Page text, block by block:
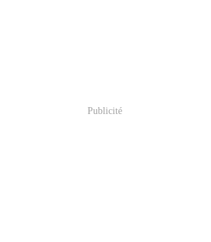
Publicité